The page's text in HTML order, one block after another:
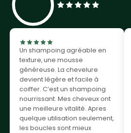
4,8
/ 5
Un shampoing agréable en
texture, une mousse
généreuse. La chevelure
devient légère et facile à
coiffer. C’est un shampoing
nourrissant. Mes cheveux ont
une meilleure vitalité. Apres
quelque utilisation seulement,
les boucles sont mieux